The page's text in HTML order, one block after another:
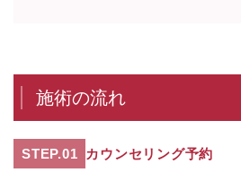
施術の流れ
STEP.01 カウンセリング予約